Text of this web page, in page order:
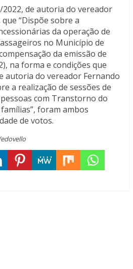
2022, de autoria do vereador
“Dispõe sobre a
da operação de
no Município de
da emissão de
na forma e condições que
autoria do vereador Fernando
a realização de sessões de
com Transtorno do
foram ambos
de votos.